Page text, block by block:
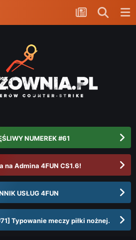
NUMEREK #61
na Admina 4FUN CS1.6!
USŁUG 4FUN
Typowanie meczy piłki nożnej.